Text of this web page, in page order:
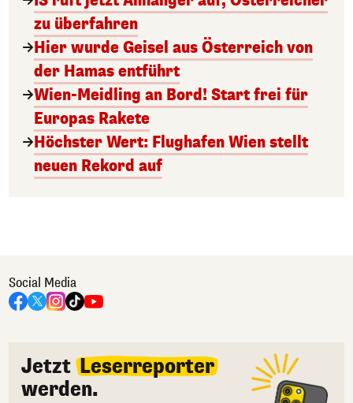
zu überfahren
Hier wurde Geisel aus Österreich von
der Hamas entführt
Wien-Meidling an Bord! Start frei für
Europas Rakete
Höchster Wert: Flughafen Wien stellt
neuen Rekord auf
Social Media
Jetzt Leserreporter
werden.